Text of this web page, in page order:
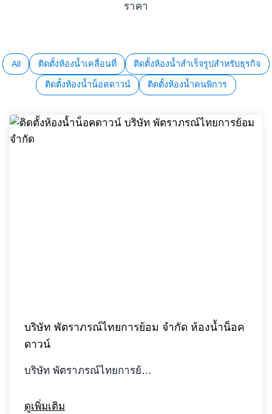
ราคา
All ติดตั้งห้องน้ำเคลื่อนที่ ติดตั้งห้องน้ำสำเร็จรูปสำหรับธุรกิจ
ติดตั้งห้องน้ำน็อคดาวน์ ติดตั้งห้องน้ำคนพิการ
บริษัท พัตราภรณ์ไทยการย้อม จํากัด ห้องน้ำน็อค
ดาวน์
บริษัท พัตราภรณ์ไทยการย้…
ดูเพิ่มเติม